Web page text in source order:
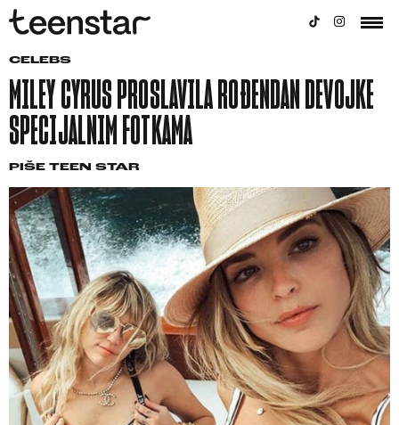
CELEBS
MILEY CYRUS PROSLAVILA ROĐENDAN DEVOJKE
SPECIJALNIM FOTKAMA
PIŠE TEEN STAR